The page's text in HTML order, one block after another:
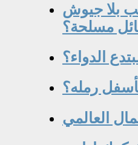
بلا جيوش
مسلحة؟
الدواء؟
رمله؟
العالمي